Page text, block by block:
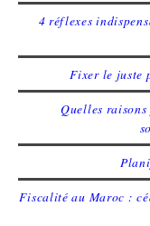
4 réflexes
Fixer le juste
Quelles raisons
Fiscalité au Maroc :